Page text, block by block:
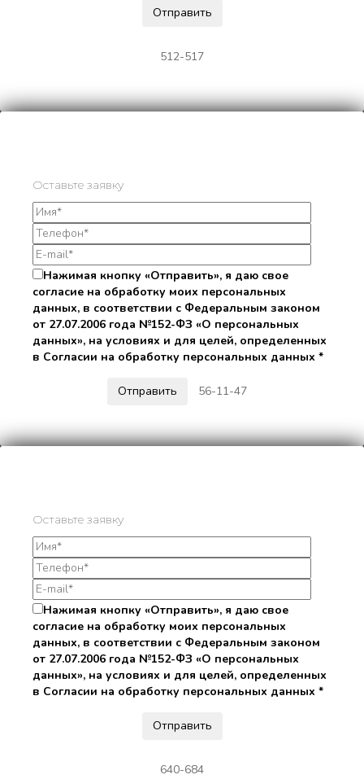
512-517
Оставьте заявку
Нажимая кнопку «Отправить», я даю свое
согласие на обработку моих персональных
данных, в соответствии с Федеральным законом
от 27.07.2006 года №152-ФЗ «О персональных
данных», на условиях и для целей, определенных
в Согласии на обработку персональных данных *
56-11-47
Оставьте заявку
Нажимая кнопку «Отправить», я даю свое
согласие на обработку моих персональных
данных, в соответствии с Федеральным законом
от 27.07.2006 года №152-ФЗ «О персональных
данных», на условиях и для целей, определенных
в Согласии на обработку персональных данных *
640-684